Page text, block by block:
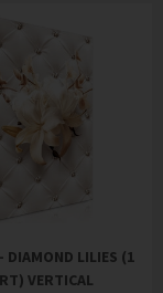
DIAMOND LILIES (1
VERTICAL